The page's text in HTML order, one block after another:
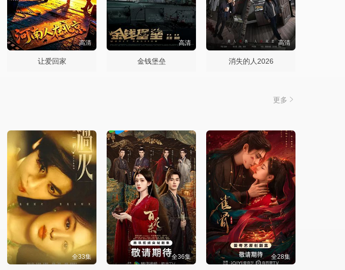
高清
让爱回家
高清
金钱堡垒
高清
消失的人2026
更多
全33集 全36集 全28集